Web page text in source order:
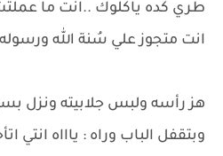
طري كده ياكلوك ..انت ما
انت متجوز علي سُنة الله ورسوله
هز رأسه ولبس جلابيته ونزل
وبتقفل الباب وراه : ياااه انتي